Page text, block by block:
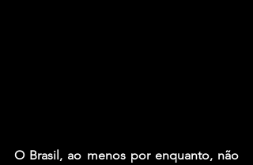
O Brasil, ao menos por enquanto, não